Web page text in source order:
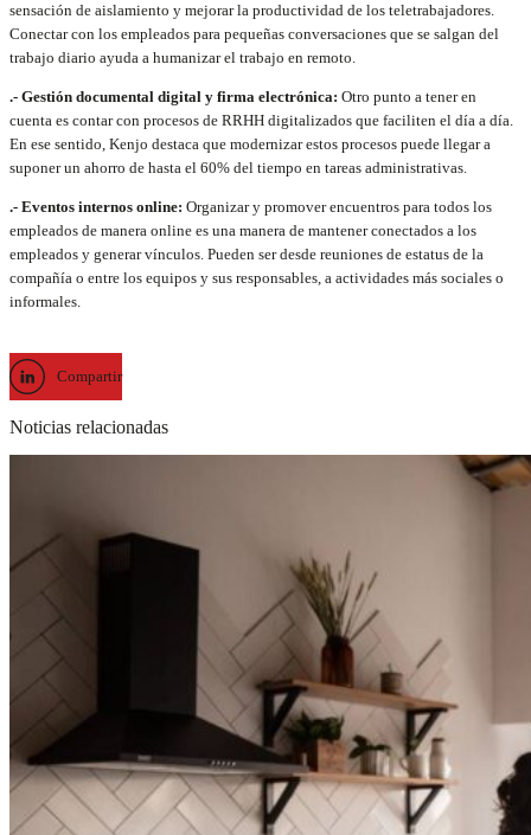
sensación de aislamiento y mejorar la productividad de los teletrabajadores.
Conectar con los empleados para pequeñas conversaciones que se salgan del
trabajo diario ayuda a humanizar el trabajo en remoto.
.- Gestión documental digital y firma electrónica: Otro punto a tener en
cuenta es contar con procesos de RRHH digitalizados que faciliten el día a día.
En ese sentido, Kenjo destaca que modernizar estos procesos puede llegar a
suponer un ahorro de hasta el 60% del tiempo en tareas administrativas.
.- Eventos internos online: Organizar y promover encuentros para todos los
empleados de manera online es una manera de mantener conectados a los
empleados y generar vínculos. Pueden ser desde reuniones de estatus de la
compañía o entre los equipos y sus responsables, a actividades más sociales o
informales.
Compartir
Noticias relacionadas